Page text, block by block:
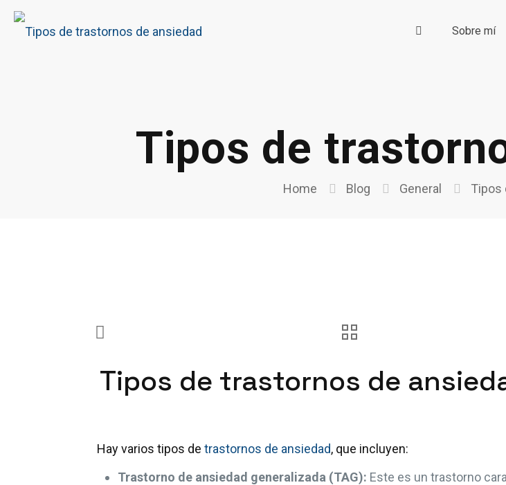
Sobre mí
Tipos de
Home Blog General Tipos
Tipos de trastornos de
Hay varios tipos de trastornos de ansiedad, que incluyen:
Trastorno de ansiedad generalizada (TAG): Este es un trastorno